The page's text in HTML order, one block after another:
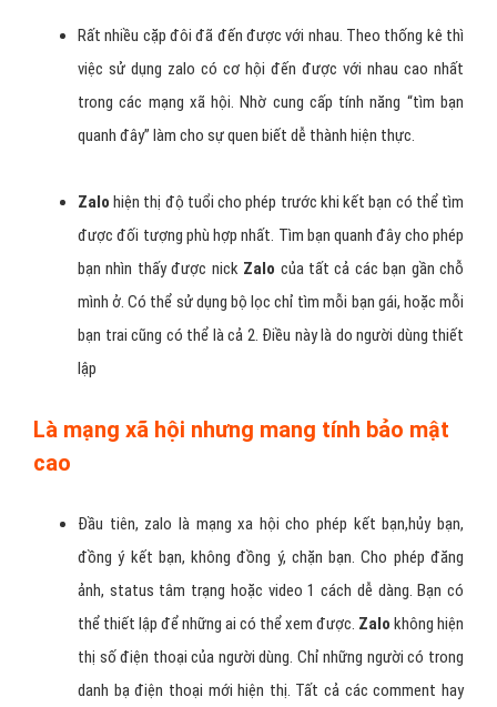
Rất nhiều cặp đôi đã đến được với nhau. Theo thống kê thì
việc sử dụng zalo có cơ hội đến được với nhau cao nhất
trong các mạng xã hội. Nhờ cung cấp tính năng “tìm bạn
quanh đây” làm cho sự quen biết dễ thành hiện thực.
Zalo hiện thị độ tuổi cho phép trước khi kết bạn có thể tìm
được đối tượng phù hợp nhất. Tìm bạn quanh đây cho phép
bạn nhìn thấy được nick Zalo của tất cả các bạn gần chỗ
mình ở. Có thể sử dụng bộ lọc chỉ tìm mỗi bạn gái, hoặc mỗi
bạn trai cũng có thể là cả 2. Điều này là do người dùng thiết
lập
Là mạng xã hội nhưng mang tính bảo mật
cao
Đầu tiên, zalo là mạng xa hội cho phép kết bạn,hủy bạn,
đồng ý kết bạn, không đồng ý, chặn bạn. Cho phép đăng
ảnh, status tâm trạng hoặc video 1 cách dễ dàng. Bạn có
thể thiết lập để những ai có thể xem được. Zalo không hiện
thị số điện thoại của người dùng. Chỉ những người có trong
danh bạ điện thoại mới hiện thị. Tất cả các comment hay